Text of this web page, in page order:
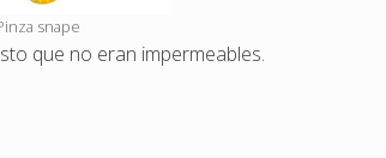
snape
que no eran impermeables.